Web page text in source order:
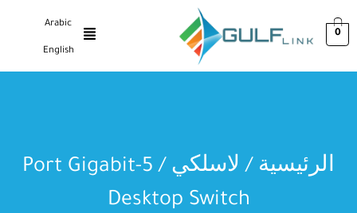
0
English
Arabic
الرئيسية / لاسلكي
/ 5-Port Gigabit
Desktop Switch